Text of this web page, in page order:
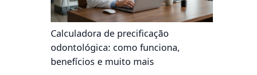
Calculadora de precificação
odontológica: como funciona,
benefícios e muito mais